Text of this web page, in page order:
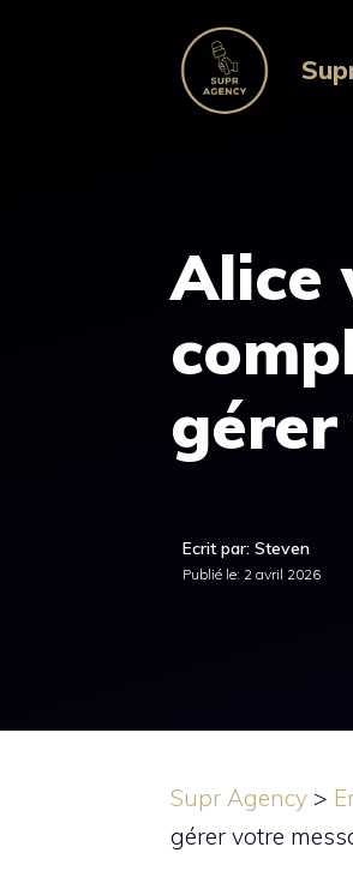
Alice
Ecrit par: Steven
Publié le: 2 avril 2026
Supr Agency >
gérer votre